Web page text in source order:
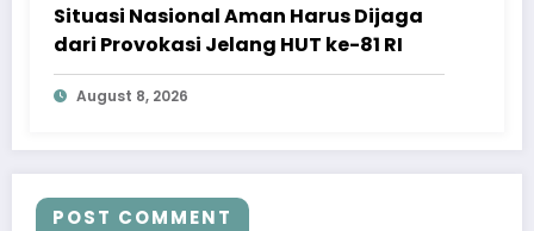
Situasi Nasional Aman Harus Dijaga
dari Provokasi Jelang HUT ke-81 RI
August 8, 2026
POST COMMENT